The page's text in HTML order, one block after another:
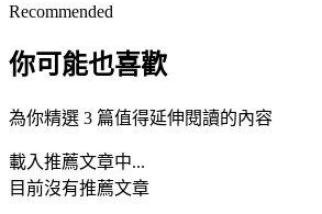
Recommended
你可能也喜歡
為你精選 3 篇值得延伸閱讀的內容
載入推薦文章中...
目前沒有推薦文章